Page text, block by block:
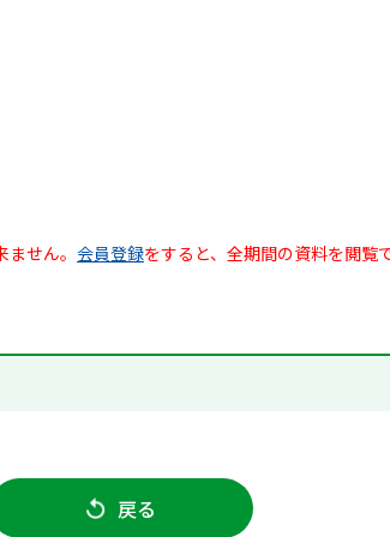
せん。 会員登録をすると、全期間の資料を閲覧
戻る